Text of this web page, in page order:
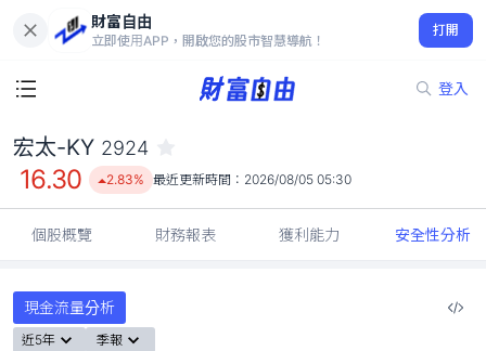
財富自由
立即使用APP，開啟您的股市智慧導航！
打開
登入
16.30
2.83%
宏太-KY 2924
16.30 2.83% 最近更新時間： 2026/08/05 05:30
個股概覽 財務報表 獲利能力 安全性分析
現金流量分析
近5年 季報